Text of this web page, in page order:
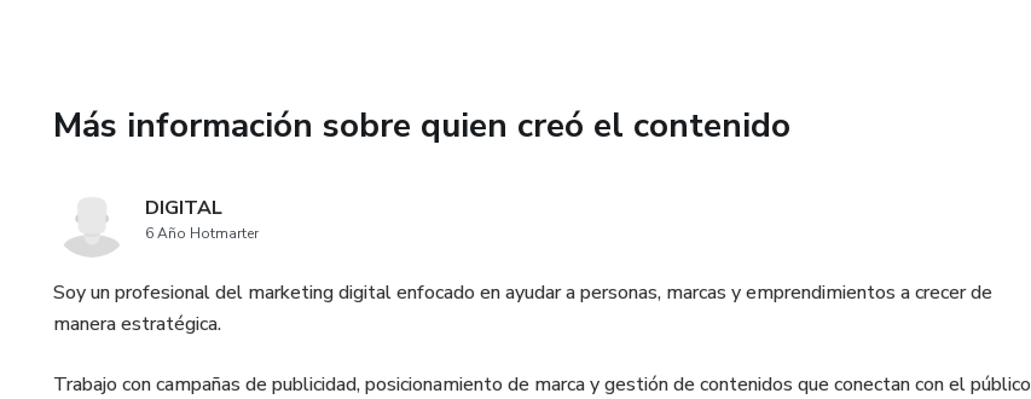
Más información sobre quien creó el contenido
DIGITAL
6 Año Hotmarter
Soy un profesional del marketing digital enfocado en ayudar a personas, marcas y emprendimientos a crecer de
manera estratégica.
Trabajo con campañas de publicidad, posicionamiento de marca y gestión de contenidos que conectan con el público